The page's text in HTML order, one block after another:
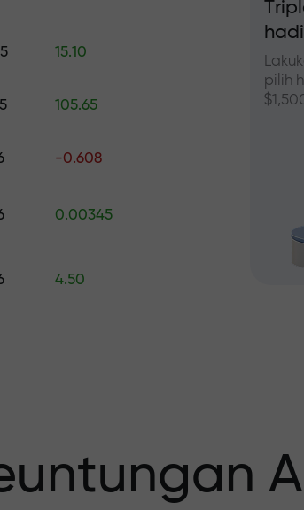
$1,500
15.10
105.65
-0.608
0.00345
4.50
crypto, and futures
pilih